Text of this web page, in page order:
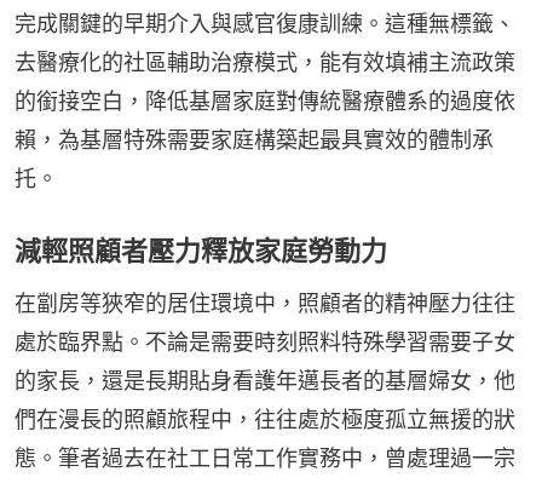
完成關鍵的早期介入與感官復康訓練。這種無標籤、
去醫療化的社區輔助治療模式，能有效填補主流政策
的銜接空白，降低基層家庭對傳統醫療體系的過度依
賴，為基層特殊需要家庭構築起最具實效的體制承
托。
減輕照顧者壓力釋放家庭勞動力
在劏房等狹窄的居住環境中，照顧者的精神壓力往往
處於臨界點。不論是需要時刻照料特殊學習需要子女
的家長，還是長期貼身看護年邁長者的基層婦女，他
們在漫長的照顧旅程中，往往處於極度孤立無援的狀
態。筆者過去在社工日常工作實務中，曾處理過一宗